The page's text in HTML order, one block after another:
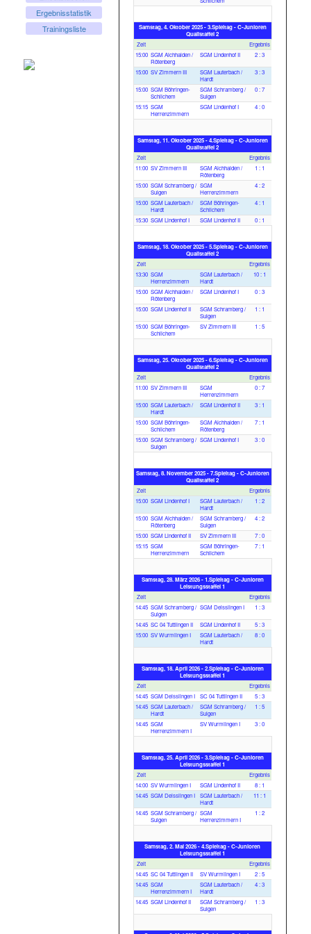
Ergebnisstatistik
Trainingsliste
Samstag, 4. Oktober 2025 - 3.Spieltag - C-Junioren
Qualistaffel 2
Zeit
Ergebnis
15:00 SGM Aichhalden /
Rötenberg
SGM Lindenhof II 2 : 3
15:00 SV Zimmern III
SGM Lauterbach /
Hardt
3 : 3
15:00 SGM Böhringen-
Schlichem
SGM Schramberg /
Sulgen
0 : 7
15:15 SGM
Herrenzimmern
SGM Lindenhof I 4 : 0
Samstag, 11. Oktober 2025 - 4.Spieltag - C-Junioren
Qualistaffel 2
Zeit
Ergebnis
11:00 SV Zimmern III
SGM Aichhalden /
Rötenberg
1 : 1
15:00 SGM Schramberg /
Sulgen
SGM
Herrenzimmern
4 : 2
15:00 SGM Lauterbach /
Hardt
SGM Böhringen-
Schlichem
4 : 1
15:30 SGM Lindenhof I SGM Lindenhof II 0 : 1
Samstag, 18. Oktober 2025 - 5.Spieltag - C-Junioren
Qualistaffel 2
Zeit
Ergebnis
13:30 SGM
Herrenzimmern
SGM Lauterbach /
Hardt
10 : 1
15:00 SGM Aichhalden /
Rötenberg
SGM Lindenhof I 0 : 3
15:00 SGM Lindenhof II
SGM Schramberg /
Sulgen
1 : 1
15:00 SGM Böhringen-
Schlichem
SV Zimmern III 1 : 5
Samstag, 25. Oktober 2025 - 6.Spieltag - C-Junioren
Qualistaffel 2
Zeit
Ergebnis
11:00 SV Zimmern III
SGM
Herrenzimmern
0 : 7
15:00 SGM Lauterbach /
Hardt
SGM Lindenhof II 3 : 1
15:00 SGM Böhringen-
Schlichem
SGM Aichhalden /
Rötenberg
7 : 1
15:00 SGM Schramberg /
Sulgen
SGM Lindenhof I 3 : 0
Samstag, 8. November 2025 - 7.Spieltag - C-Junioren
Qualistaffel 2
Zeit
Ergebnis
15:00 SGM Lindenhof I
SGM Lauterbach /
Hardt
1 : 2
15:00 SGM Aichhalden /
Rötenberg
SGM Schramberg /
Sulgen
4 : 2
15:00 SGM Lindenhof II SV Zimmern III
7 : 0
15:15 SGM
Herrenzimmern
SGM Böhringen-
Schlichem
7 : 1
Samstag, 28. März 2026 - 1.Spieltag - C-Junioren
Leistungsstaffel 1
Zeit
Ergebnis
14:45 SGM Schramberg /
Sulgen
SGM Deisslingen I 1 : 3
14:45 SC 04 Tuttlingen II SGM Lindenhof II
5 : 3
15:00 SV Wurmlingen I
SGM Lauterbach /
Hardt
8 : 0
Samstag, 18. April 2026 - 2.Spieltag - C-Junioren
Leistungsstaffel 1
Zeit
Ergebnis
14:45 SGM Deisslingen I SC 04 Tuttlingen II
5 : 3
14:45 SGM Lauterbach /
Hardt
SGM Schramberg /
Sulgen
1 : 5
14:45 SGM
Herrenzimmern I
SV Wurmlingen I 3 : 0
Samstag, 25. April 2026 - 3.Spieltag - C-Junioren
Leistungsstaffel 1
Zeit
Ergebnis
14:00 SV Wurmlingen I SGM Lindenhof II
8 : 1
14:45 SGM Deisslingen I
SGM Lauterbach /
Hardt
11 : 1
14:45 SGM Schramberg /
Sulgen
SGM
Herrenzimmern I
1 : 2
Samstag, 2. Mai 2026 - 4.Spieltag - C-Junioren
Leistungsstaffel 1
Zeit
Ergebnis
14:45 SC 04 Tuttlingen II SV Wurmlingen I
2 : 5
14:45 SGM
Herrenzimmern I
SGM Lauterbach /
Hardt
4 : 3
14:45 SGM Lindenhof II
SGM Schramberg /
Sulgen
1 : 3